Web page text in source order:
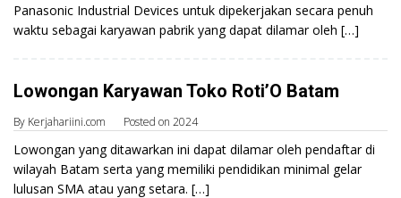
Panasonic Industrial Devices untuk dipekerjakan secara penuh
waktu sebagai karyawan pabrik yang dapat dilamar oleh […]
Lowongan Karyawan Toko Roti’O Batam
By Kerjahariini.com Posted on 2024
Lowongan yang ditawarkan ini dapat dilamar oleh pendaftar di
wilayah Batam serta yang memiliki pendidikan minimal gelar
lulusan SMA atau yang setara. […]